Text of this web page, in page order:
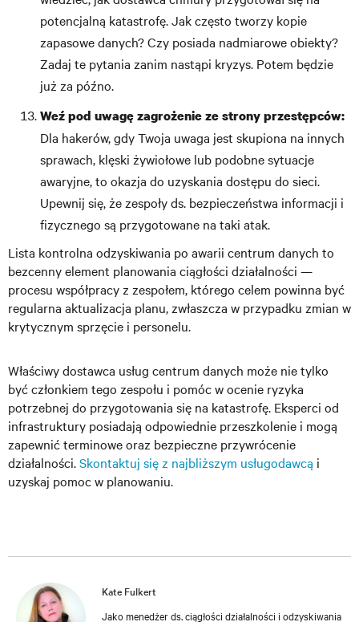
potencjalną katastrofę. Jak często tworzy kopie
zapasowe danych? Czy posiada nadmiarowe obiekty?
Zadaj te pytania zanim nastąpi kryzys. Potem będzie
już za późno.
Weź pod uwagę zagrożenie ze strony przestępców:
Dla hakerów, gdy Twoja uwaga jest skupiona na innych
sprawach, klęski żywiołowe lub podobne sytuacje
awaryjne, to okazja do uzyskania dostępu do sieci.
Upewnij się, że zespoły ds. bezpieczeństwa informacji i
fizycznego są przygotowane na taki atak.
Lista kontrolna odzyskiwania po awarii centrum danych to
bezcenny element planowania ciągłości działalności —
procesu współpracy z zespołem, którego celem powinna być
regularna aktualizacja planu, zwłaszcza w przypadku zmian w
krytycznym sprzęcie i personelu.
Właściwy dostawca usług centrum danych może nie tylko
być członkiem tego zespołu i pomóc w ocenie ryzyka
potrzebnej do przygotowania się na katastrofę. Eksperci od
infrastruktury posiadają odpowiednie przeszkolenie i mogą
zapewnić terminowe oraz bezpieczne przywrócenie
działalności.Skontaktuj się z najbliższym usługodawcą i
uzyskaj pomoc w planowaniu.
Kate Fulkert
Jako menedżer ds. ciągłości działalności i odzyskiwania